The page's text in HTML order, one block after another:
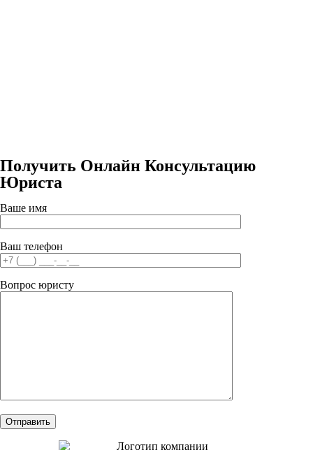
Получить Онлайн Консультацию
Юриста
Ваше имя
Ваш телефон
Вопрос юристу